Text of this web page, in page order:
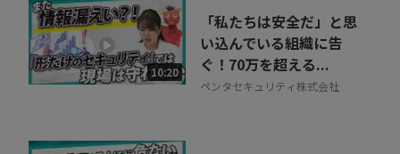
10:20
「私たちは安全だ」と思
い込んでいる組織に告
ぐ！70万を超える...
ペンタセキュリティ株式会社